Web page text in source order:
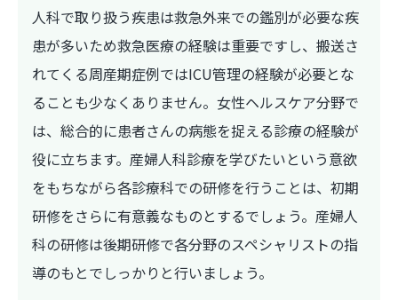
人科で取り扱う疾患は救急外来での鑑別が必要な疾
患が多いため救急医療の経験は重要ですし、搬送さ
れてくる周産期症例ではICU管理の経験が必要とな
ることも少なくありません。女性ヘルスケア分野で
は、総合的に患者さんの病態を捉える診療の経験が
役に立ちます。産婦人科診療を学びたいという意欲
をもちながら各診療科での研修を行うことは、初期
研修をさらに有意義なものとするでしょう。産婦人
科の研修は後期研修で各分野のスペシャリストの指
導のもとでしっかりと行いましょう。